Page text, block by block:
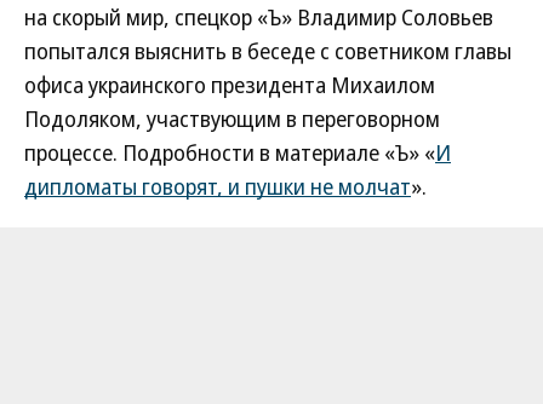
на скорый мир, спецкор «Ъ» Владимир Соловьев
попытался выяснить в беседе с советником главы
офиса украинского президента Михаилом
Подоляком, участвующим в переговорном
процессе. Подробности в материале «Ъ» «И
дипломаты говорят, и пушки не молчат».